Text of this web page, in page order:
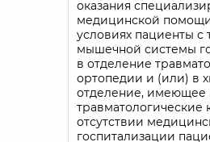
оказания
медицинской
условиях пациенты с
мышечной системы
в отделение
ортопедии и (или) в
отделение, имеющее
травматологические
отсутствии
госпитализации